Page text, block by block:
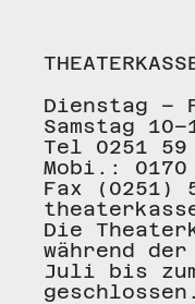
Dienstag –
Samstag
Tel 0251 59
Mobi.: 0170
Fax (0251)
Die
während
Juli bis
geschlossen.